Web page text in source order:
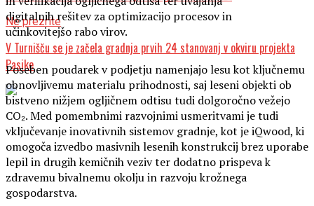
Ne prezrite
V Turnišču se je začela gradnja prvih 24 stanovanj v okviru projekta
Pasike
digitalnih rešitev za optimizacijo procesov in
učinkovitejšo rabo virov.
Poseben poudarek v podjetju namenjajo lesu kot ključnemu
obnovljivemu materialu prihodnosti, saj leseni objekti ob
bistveno nižjem ogljičnem odtisu tudi dolgoročno vežejo
CO₂. Med pomembnimi razvojnimi usmeritvami je tudi
vključevanje inovativnih sistemov gradnje, kot je iQwood, ki
omogoča izvedbo masivnih lesenih konstrukcij brez uporabe
lepil in drugih kemičnih veziv ter dodatno prispeva k
zdravemu bivalnemu okolju in razvoju krožnega
gospodarstva.